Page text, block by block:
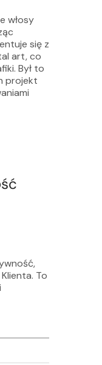
włosy
się z
art, co
Był to
projekt
To